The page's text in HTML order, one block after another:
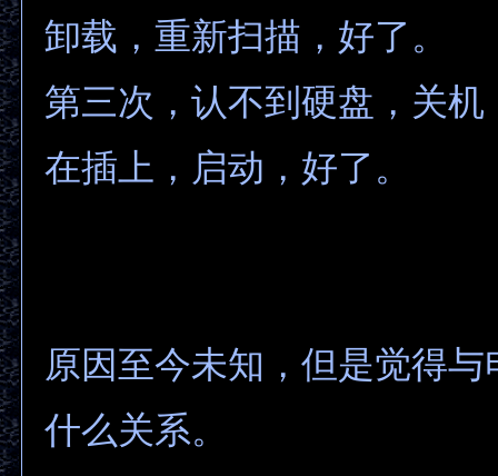
卸载，重新扫描，好了。
第三次，认不到硬盘，关机
在插上，启动，好了。
原因至今未知，但是觉得
什么关系。